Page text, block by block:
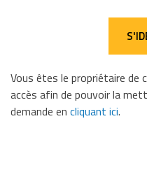
Vous êtes le propriétaire
accès afin de pouvoir la
demande en cliquant ici.